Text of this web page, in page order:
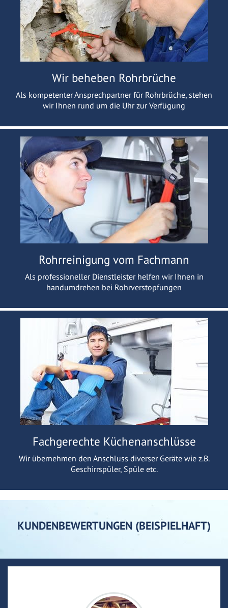
Wir beheben Rohrbrüche
Als kompetenter Ansprechpartner für Rohrbrüche, stehen
wir Ihnen rund um die Uhr zur Verfügung
Rohrreinigung vom Fachmann
Als professioneller Dienstleister helfen wir Ihnen in
handumdrehen bei Rohrverstopfungen
Fachgerechte Küchenanschlüsse
Wir übernehmen den Anschluss diverser Geräte wie z.B.
Geschirrspüler, Spüle etc.
KUNDENBEWERTUNGEN (BEISPIELHAFT)